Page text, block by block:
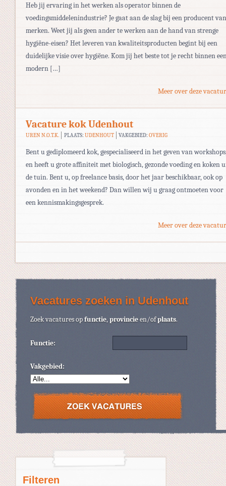
Filteren
Heb jij ervaring in het werken als operator binnen de
voedingsmiddelenindustrie? Je gaat aan de slag bij een producent
merken. Weet jij als geen ander te werken aan de hand van strenge
hygiëne-eisen? Het leveren van kwaliteitsproducten begint bij een
duidelijke visie over hygiëne. Kom jij het beste tot je recht binnen
modern […]
Meer over deze
Vacature kok Udenhout
UREN N.O.T.K. PLAATS: UDENHOUT VAKGEBIED:OVERIG
Bent u gediplomeerd kok, gespecialiseerd in het geven van
en heeft u grote affiniteit met biologisch, gezonde voeding en koken
de tuin. Bent u, op freelance basis, door het jaar beschikbaar, ook op
avonden en in het weekend? Dan willen wij u graag ontmoeten voor
een kennismakingsgesprek.
Meer over deze
Vacatures zoeken in Udenhout
Zoek vacatures opfunctie,provincieen/ofplaats.
Functie:
Vakgebied: